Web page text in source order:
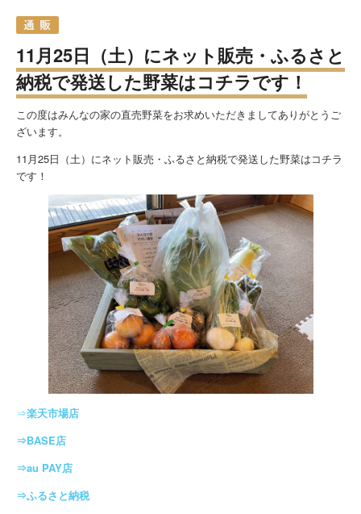
11月25日（土）にネット販売・ふるさと
納税で発送した野菜はコチラです！
この度はみんなの家の直売野菜をお求めいただきましてありがとうご
ざいます。
11月25日（土）にネット販売・ふるさと納税で発送した野菜はコチラ
です！
⇒楽天市場店
⇒BASE店
⇒au PAY店
⇒ふるさと納税